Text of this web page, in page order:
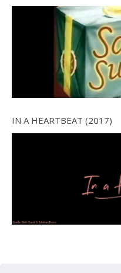
IN A HEARTBEAT (2017)